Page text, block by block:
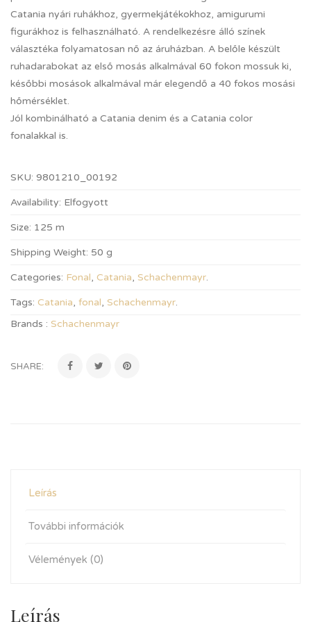
Catania nyári ruhákhoz, gyermekjátékokhoz, amigurumi
figurákhoz is felhasználható. A rendelkezésre álló színek
választéka folyamatosan nő az áruházban. A belőle készült
ruhadarabokat az első mosás alkalmával 60 fokon mossuk ki,
későbbi mosások alkalmával már elegendő a 40 fokos mosási
hőmérséklet.
Jól kombinálható a Catania denim és a Catania color
fonalakkal is.
SKU: 9801210_00192
Availability: Elfogyott
Size: 125 m
Shipping Weight: 50 g
Categories: Fonal, Catania, Schachenmayr.
Tags: Catania, fonal, Schachenmayr.
Brands : Schachenmayr
SHARE:
Leírás
További információk
Vélemények (0)
Leírás